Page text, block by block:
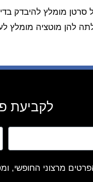
להן מוטציה מומלץ
לקביעת
מרצוני החופשי,